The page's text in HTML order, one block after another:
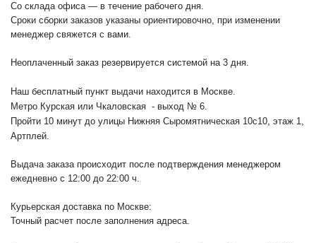
Со склада офиса — в течение рабочего дня.
Сроки сборки заказов указаны ориентировочно, при изменении
менеджер свяжется с вами.
Неоплаченный заказ резервируется системой на 3 дня.
Наш бесплатный пункт выдачи находится в Москве.
Метро Курская или Чкаловская - выход № 6.
Пройти 10 минут до улицы Нижняя Сыромятническая 10с10, этаж 1,
Артплей.
Выдача заказа происходит после подтверждения менеджером
ежедневно с 12:00 до 22:00 ч.
Курьерская доставка по Москве:
Точный расчет после заполнения адреса.